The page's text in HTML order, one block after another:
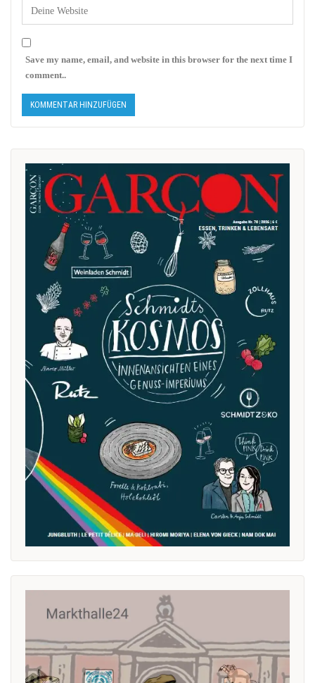
Save my name, email, and website in this browser for the next time I
comment..